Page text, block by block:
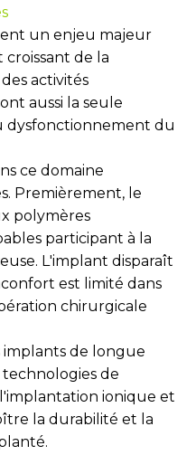
un enjeu majeur
de la
activités
aussi la seule
dysfonctionnement du
ce domaine
Premièrement, le
polymères
participant à la
L'implant disparaît
est limité dans
chirurgicale
implants de longue
de
ionique et
la durabilité et la